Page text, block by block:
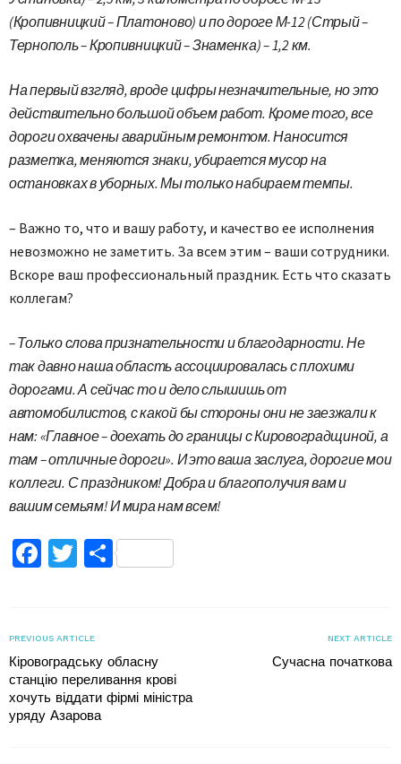
(Кропивницкий – Платоново) и по дороге М-12 (Стрый –
Тернополь – Кропивницкий – Знаменка) – 1,2 км.
На первый взгляд, вроде цифры незначительные, но это
действительно большой объем работ. Кроме того, все
дороги охвачены аварийным ремонтом. Наносится
разметка, меняются знаки, убирается мусор на
остановках в уборных. Мы только набираем темпы.
– Важно то, что и вашу работу, и качество ее исполнения
невозможно не заметить. За всем этим – ваши сотрудники.
Вскоре ваш профессиональный праздник. Есть что сказать
коллегам?
– Только слова признательности и благодарности. Не
так давно наша область ассоциировалась с плохими
дорогами. А сейчас то и дело слышишь от
автомобилистов, с какой бы стороны они не заезжали к
нам: «Главное – доехать до границы с Кировоградщиной, а
там – отличные дороги». И это ваша заслуга, дорогие мои
коллеги. С праздником! Добра и благополучия вам и
вашим семьям! И мира нам всем!
Facebook
TwitterПоділитися
PREVIOUS ARTICLE
Кіровоградську обласну
станцію переливання крові
хочуть віддати фірмі міністра
уряду Азарова
NEXT ARTICLE
Сучасна початкова